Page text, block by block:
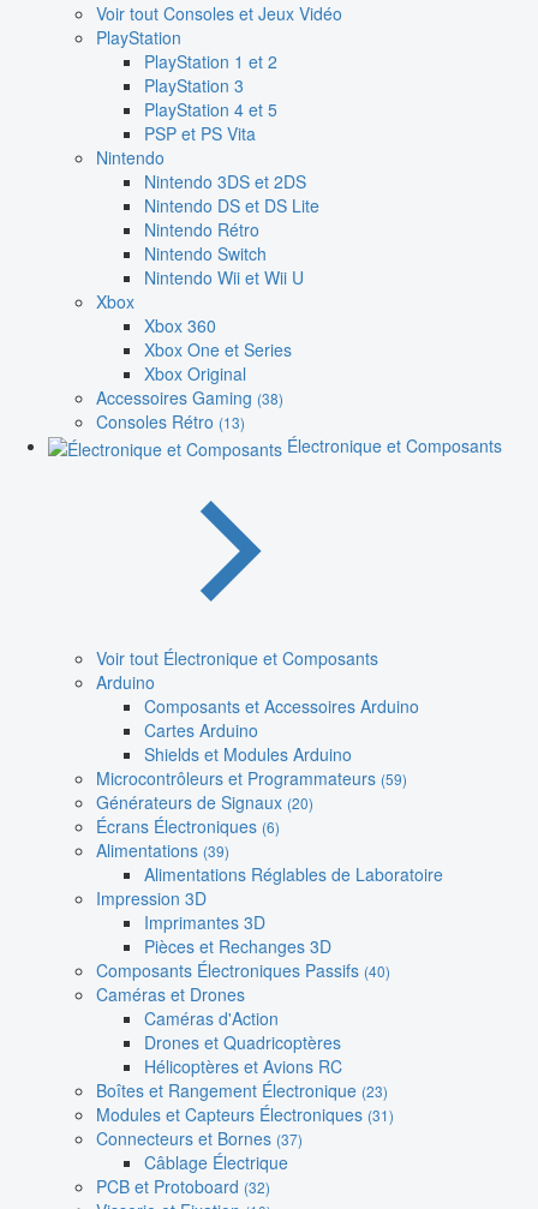
Voir tout Consoles et Jeux Vidéo
PlayStation
PlayStation 1 et 2
PlayStation 3
PlayStation 4 et 5
PSP et PS Vita
Nintendo
Nintendo 3DS et 2DS
Nintendo DS et DS Lite
Nintendo Rétro
Nintendo Switch
Nintendo Wii et Wii U
Xbox
Xbox 360
Xbox One et Series
Xbox Original
Accessoires Gaming (38)
Consoles Rétro (13)
Électronique et Composants
Voir tout Électronique et Composants
Arduino
Composants et Accessoires Arduino
Cartes Arduino
Shields et Modules Arduino
Microcontrôleurs et Programmateurs (59)
Générateurs de Signaux (20)
Écrans Électroniques (6)
Alimentations (39)
Alimentations Réglables de Laboratoire
Impression 3D
Imprimantes 3D
Pièces et Rechanges 3D
Composants Électroniques Passifs (40)
Caméras et Drones
Caméras d'Action
Drones et Quadricoptères
Hélicoptères et Avions RC
Boîtes et Rangement Électronique (23)
Modules et Capteurs Électroniques (31)
Connecteurs et Bornes (37)
Câblage Électrique
PCB et Protoboard (32)